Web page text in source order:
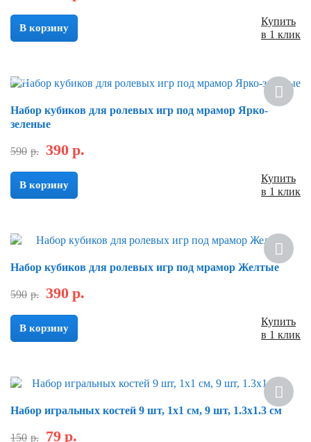
В корзину
Купить
в 1 клик
Скидка
Набор кубиков для ролевых игр под мрамор Ярко-
зеленые
590 р. 390 р.
В корзину
Купить
в 1 клик
Скидка
Набор кубиков для ролевых игр под мрамор Желтые
590 р. 390 р.
В корзину
Купить
в 1 клик
Скидка
Набор игральных костей 9 шт, 1х1 см, 9 шт, 1.3х1.3 см
150 р. 79 р.